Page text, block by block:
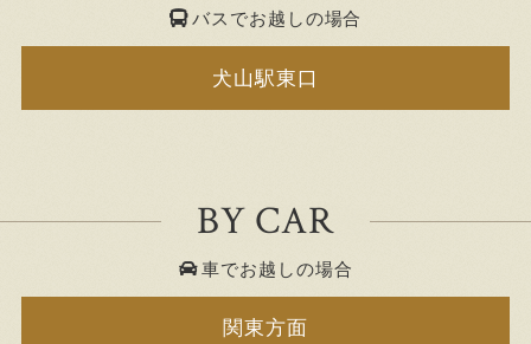
バスでお越しの場合
犬山駅東口
BY CAR
車でお越しの場合
関東方面